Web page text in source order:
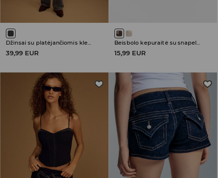
Džinsai su platėjančiomis klešnėmis ir žemu juosmeniu
39,99 EUR
Beisbolo kepuraitė su snapeliu
15,99 EUR